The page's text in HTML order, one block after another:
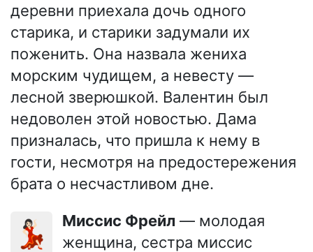
деревни приехала дочь одного
старика, и старики задумали их
поженить. Она назвала жениха
морским чудищем, а невесту —
лесной зверюшкой. Валентин был
недоволен этой новостью. Дама
призналась, что пришла к нему в
гости, несмотря на предостережения
брата о несчастливом дне.
💃🏻 Миссис Фрейл — молодая
женщина, сестра миссис